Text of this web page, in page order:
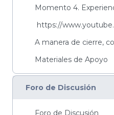
Materiales de Apoyo
Foro de Discusión
Foro de Discusión